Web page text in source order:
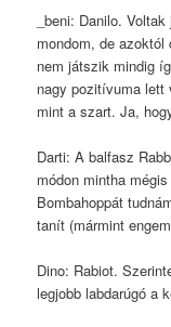
_beni: Danilo.
mondom, de
nem játszik mindig
nagy pozitívuma lett
mint a szart. Ja,
Darti: A balfasz
módon mintha
Bombahoppát
tanít (mármint
Dino: Rabiot.
legjobb labdarúgó a